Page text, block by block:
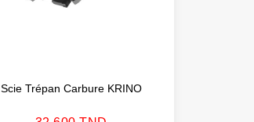
Scie Trépan Carbure KRINO